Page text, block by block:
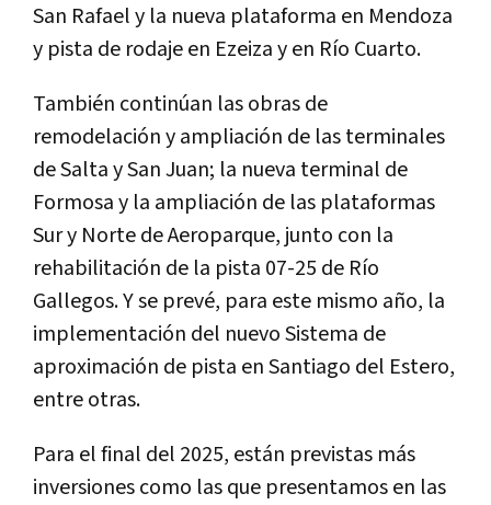
San Rafael y la nueva plataforma en Mendoza
y pista de rodaje en Ezeiza y en Río Cuarto.
También continúan las obras de
remodelación y ampliación de las terminales
de Salta y San Juan; la nueva terminal de
Formosa y la ampliación de las plataformas
Sur y Norte de Aeroparque, junto con la
rehabilitación de la pista 07-25 de Río
Gallegos. Y se prevé, para este mismo año, la
implementación del nuevo Sistema de
aproximación de pista en Santiago del Estero,
entre otras.
Para el final del 2025, están previstas más
inversiones como las que presentamos en las